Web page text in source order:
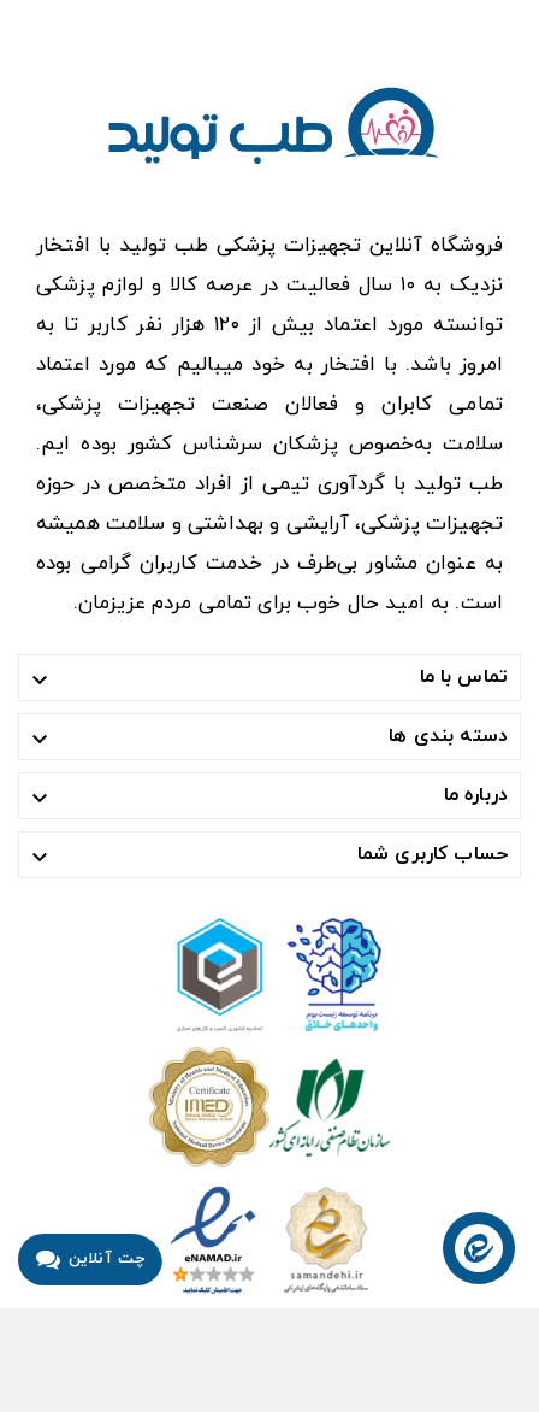
فروشگاه آنلاین تجهیزات پزشکی طب تولید با افتخار
نزدیک به ۱۰ سال فعالیت در عرصه کالا و لوازم پزشکی
توانسته مورد اعتماد بیش از ۱۲۰ هزار نفر کاربر تا به
امروز باشد. با افتخار به خود میبالیم که مورد اعتماد
تمامی کابران و فعالان صنعت تجهیزات پزشکی،
سلامت به‌خصوص پزشکان سرشناس کشور بوده ایم.
طب تولید با گردآوری تیمی از افراد متخصص در حوزه
تجهیزات پزشکی، آرایشی و بهداشتی و سلامت همیشه
به عنوان مشاور بی‌طرف در خدمت کاربران گرامی بوده
است. به امید حال خوب برای تمامی مردم عزیزمان.
تماس با ما 
دسته بندی ها 
درباره ما 
حساب کاربری شما 
چت آنلاین